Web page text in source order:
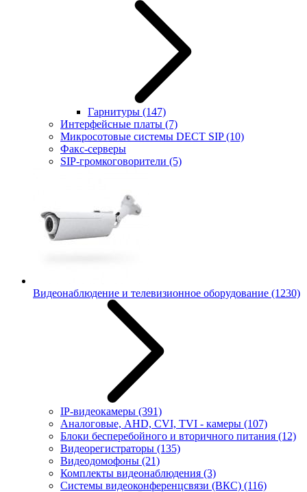
Гарнитуры (147)
Интерфейсные платы (7)
Микросотовые системы DECT SIP(10)
Факс-серверы
SIP-громкоговорители (5)
Видеонаблюдение и телевизионное оборудование (1230)
IP-видеокамеры (391)
Аналоговые, AHD, CVI, TVI - камеры (107)
Блоки бесперебойного и вторичного питания (12)
Видеорегистраторы (135)
Видеодомофоны (21)
Комплекты видеонаблюдения (3)
Системы видеоконференцсвязи (ВКС) (116)